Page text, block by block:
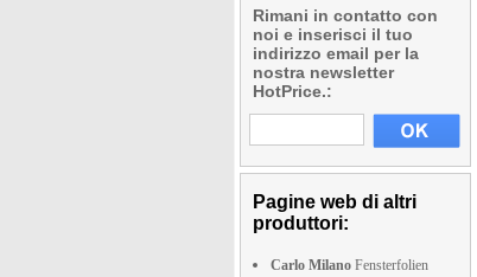
Rimani in contatto con
noi e inserisci il tuo
indirizzo email per la
nostra newsletter
HotPrice.:
Pagine web di altri
produttori:
Carlo Milano Fensterfolien